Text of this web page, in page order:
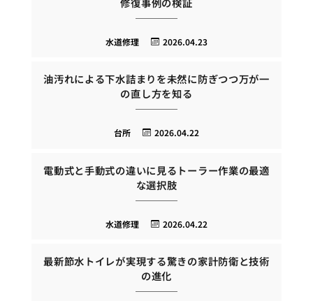
2026.04.23
水道修理
油汚れによる下水詰まりを未然に防ぎつつ万が一
の直し方を知る
2026.04.22
台所
電動式と手動式の違いに見るトーラー作業の最適
な選択肢
2026.04.22
水道修理
最新節水トイレが実現する驚きの家計防衛と技術
の進化